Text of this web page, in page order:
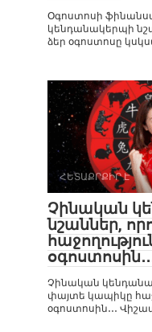
Օգոստոսի
կենդանակերպի
ձեր օգոստոսը
ՀԵՏԱՔՐՔԻՐ Է
Չինական
նշաններ,
Չինական
փայտե կապիկը
օգոստոսին․․․